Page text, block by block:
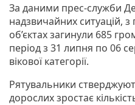
За даними прес-служби
надзвичайних ситуацій,
об’єктах загинули 685
період з 31 липня по 06
вікової категорії.
Рятувальники
дорослих зростає